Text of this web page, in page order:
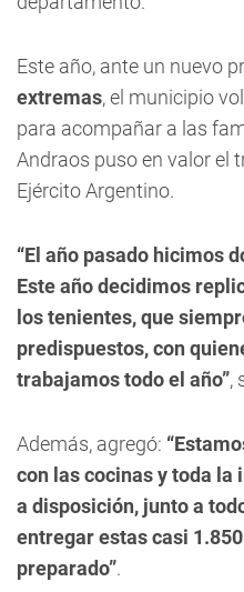
Este año, ante un nuevo
extremas, el municipio
para acompañar a las
Andraos puso en valor el
Ejército Argentino.
“El año pasado hicimos
Este año decidimos
los tenientes, que
predispuestos, con
trabajamos todo el año”,
Además, agregó:
con las cocinas y toda
a disposición, junto a
entregar estas casi
preparado”.